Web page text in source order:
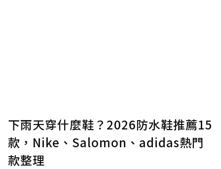
下雨天穿什麼鞋？2026防水鞋推薦15
款，Nike、Salomon、adidas熱門
款整理